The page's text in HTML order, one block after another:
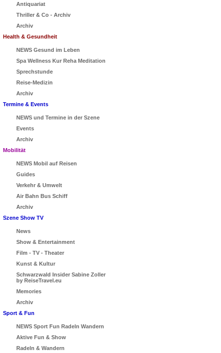
Antiquariat
Thriller & Co - Archiv
Archiv
Health & Gesundheit
NEWS Gesund im Leben
Spa Wellness Kur Reha Meditation
Sprechstunde
Reise-Medizin
Archiv
Termine & Events
NEWS und Termine in der Szene
Events
Archiv
Mobilität
NEWS Mobil auf Reisen
Guides
Verkehr & Umwelt
Air Bahn Bus Schiff
Archiv
Szene Show TV
News
Show & Entertainment
Film - TV - Theater
Kunst & Kultur
Schwarzwald Insider Sabine Zoller
by ReiseTravel.eu
Memories
Archiv
Sport & Fun
NEWS Sport Fun Radeln Wandern
Aktive Fun & Show
Radeln & Wandern